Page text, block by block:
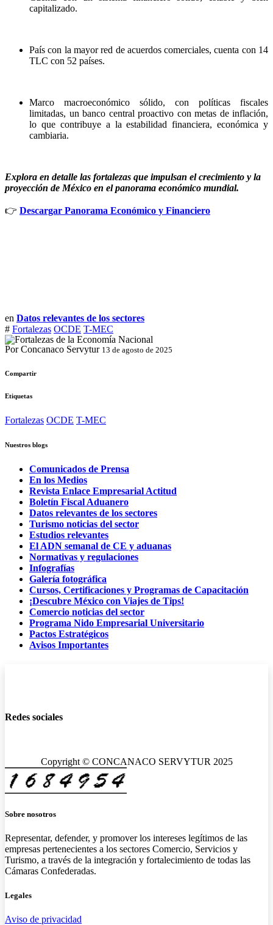
capitalizado.
País con la mayor red de acuerdos comerciales, cuenta con 14
TLC con 52 países.
Marco macroeconómico sólido, con políticas fiscales
limitadas, un banco central proactivo con metas de inflación,
lo que contribuye a la estabilidad financiera, económica y
cambiaria.
Explora en detalle las fortalezas que impulsan el crecimiento y la
proyección de México en el panorama económico mundial.
👉 Descargar Panorama Económico y Financiero
en Datos relevantes de los sectores
# Fortalezas OCDE T-MEC
Por Concanaco Servytur 13 de agosto de 2025
Compartir
Etiquetas
Fortalezas OCDE T-MEC
Nuestros blogs
Comunicados de Prensa
En los Medios
Revista Enlace Empresarial Actitud
Boletín Fiscal Aduanero
Datos relevantes de los sectores
Turismo noticias del sector
Estudios relevantes
El ADN semanal de CE y aduanas
Normativas y regulaciones
Infografías
Galería fotográfica
Cursos, Certificaciones y Programas de Capacitación
¡Descubre México con Viajes de Tips!
Comercio noticias del sector
Programa Nido Empresarial Universitario
Pactos Estratégicos
Avisos Importantes
Redes sociales
Copyright © CONCANACO SERVYTUR 2025
Sobre nosotros
Representar, defender, y promover los intereses legítimos de las
empresas pertenecientes a los sectores Comercio, Servicios y
Turismo, a través de la integración y fortalecimiento de todas las
Cámaras Confederadas.
Legales
Aviso de privacidad